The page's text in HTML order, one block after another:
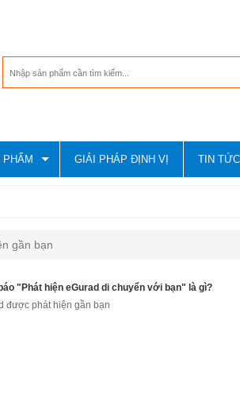
PHẨM GIẢI PHÁP ĐỊNH VỊ TIN
gần bạn
"Phát hiện eGurad di chuyển với bạn" là gì?
được phát hiện gần bạn